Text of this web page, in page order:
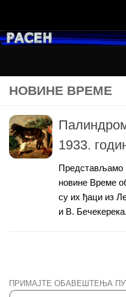
НОВИНЕ ВРЕМЕ
1933.
Представљамо
новине Време
су их ђаци из
и В. Бечекерека.
ПРИМАЈТЕ ОБАВЕШТЕЊА
Упишите свој имејл…